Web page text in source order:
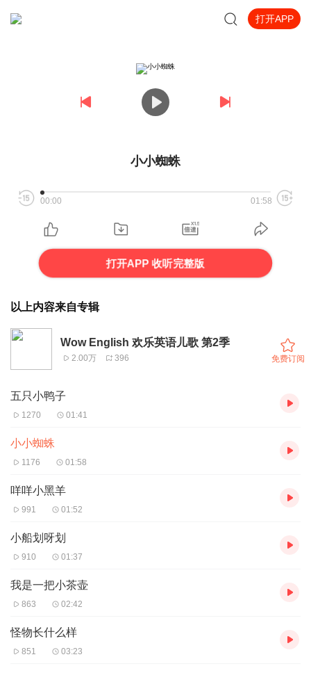
打开APP
小小蜘蛛
00:00 01:58
打开APP 收听完整版
以上内容来自专辑
Wow English 欢乐英语儿歌 第2季
2.00万 396 免费订阅
五只小鸭子
1270 01:41
小小蜘蛛
1176 01:58
咩咩小黑羊
991 01:52
小船划呀划
910 01:37
我是一把小茶壶
863 02:42
怪物长什么样
851 03:23